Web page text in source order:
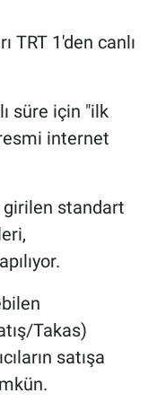
TRT 1'den canlı
süre için "ilk
internet
girilen standart
Takas)
satışa